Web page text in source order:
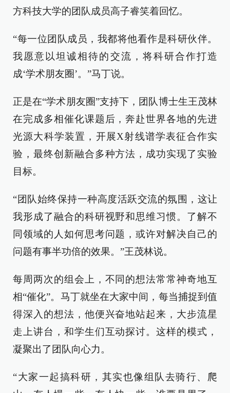
方科技大学的团队成员高子睿笑着回忆。
“每一位团队成员，我都将他看作是科研伙伴。
我愿意以坦诚相待的交流，将科研合作打造
成‘学术朋友圈’。”马丁说。
正是在“学术朋友圈”支持下，团队博士生王茂林
在完成多相催化课题后，奔赴世界各地的先进
光源大科学装置，开展X射线谱学表征合作实
验，最终创新融合多种方法，成功实现了实验
目标。
“团队始终保持一种高度活跃交流的氛围，这让
我形成了融合的科研视野和思维习惯。了解不
同领域的人如何思考问题，或许对解决自己的
问题有事半功倍的效果。”王茂林说。
每周两次的组会上，不同的想法常常神奇地互
相“催化”。马丁就坐在大家中间，每当捕捉到值
得深入的想法，他便兴奋地站起来，大步流星
走上讲台，和学生们互动探讨。这样的模式，
凝聚出了团队向心力。
“大家一起搞科研，其实也像组队去骑行、爬